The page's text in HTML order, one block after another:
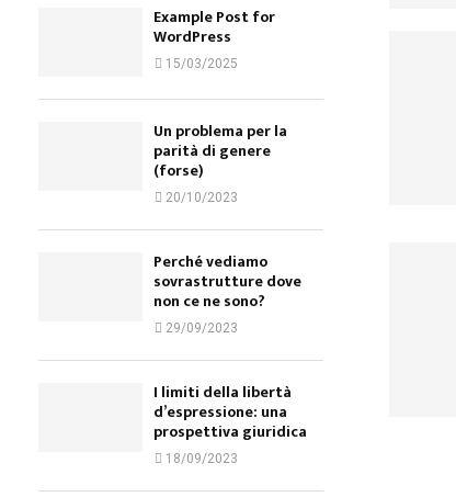
Example Post for
WordPress
15/03/2025
Un problema per la
parità di genere
(forse)
20/10/2023
Perché vediamo
sovrastrutture dove
non ce ne sono?
29/09/2023
I limiti della libertà
d’espressione: una
prospettiva giuridica
18/09/2023